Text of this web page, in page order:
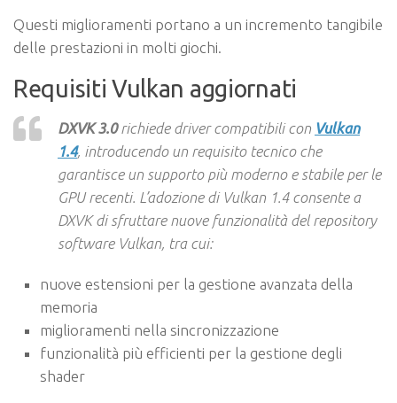
Questi miglioramenti portano a un incremento tangibile
delle prestazioni in molti giochi.
Requisiti Vulkan aggiornati
DXVK 3.0richiede driver compatibili con Vulkan
1.4, introducendo un requisito tecnico che
garantisce un supporto più moderno e stabile per le
GPU recenti. L’adozione di Vulkan 1.4 consente a
DXVK di sfruttare nuove funzionalità del repository
softwareVulkan, tra cui:
nuove estensioni per la gestione avanzata della
memoria
miglioramenti nella sincronizzazione
funzionalità più efficienti per la gestione degli
shader